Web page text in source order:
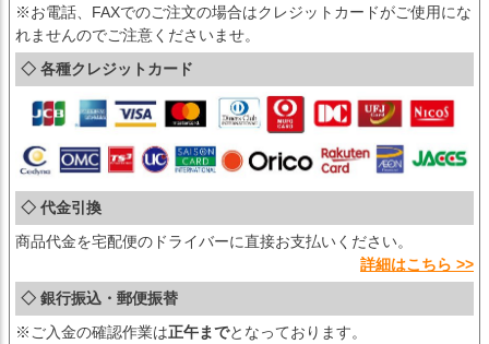
※お電話、FAXでのご注文の場合はクレジットカードがご使用にな
れませんのでご注意くださいませ。
◇ 各種クレジットカード
◇ 代金引換
商品代金を宅配便のドライバーに直接お支払いください。
詳細はこちら >>
◇ 銀行振込・郵便振替
※ご入金の確認作業は正午までとなっております。